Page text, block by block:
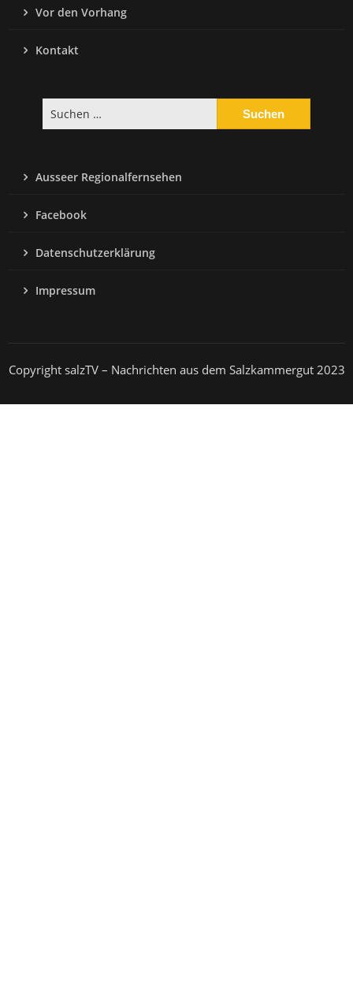
Vor den Vorhang
Kontakt
nach:
Ausseer Regionalfernsehen
Facebook
Datenschutzerklärung
Impressum
Copyright salzTV – Nachrichten aus dem Salzkammergut 2023